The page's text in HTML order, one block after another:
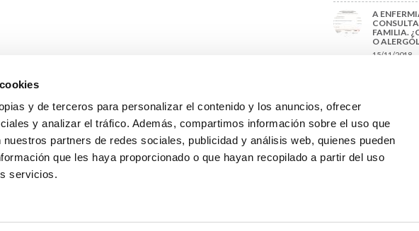
y de terceros para personalizar el contenido y los anuncios, ofrecer
y analizar el tráfico. Además, compartimos información sobre el uso que
nuestros partners de redes sociales, publicidad y análisis web, quienes pueden
que les haya proporcionado o que hayan recopilado a partir del uso
servicios.
A
FAMILIA.
O
15/11/2018
UN
Noticias
Política de cookies
Colexio
Ourense